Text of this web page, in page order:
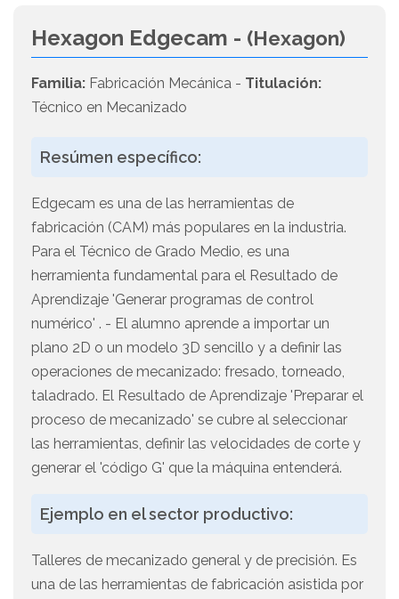
Hexagon Edgecam - (Hexagon)
Familia: Fabricación Mecánica - Titulación:
Técnico en Mecanizado
Resúmen específico:
Edgecam es una de las herramientas de
fabricación (CAM) más populares en la industria.
Para el Técnico de Grado Medio, es una
herramienta fundamental para el Resultado de
Aprendizaje 'Generar programas de control
numérico' . - El alumno aprende a importar un
plano 2D o un modelo 3D sencillo y a definir las
operaciones de mecanizado: fresado, torneado,
taladrado. El Resultado de Aprendizaje 'Preparar el
proceso de mecanizado' se cubre al seleccionar
las herramientas, definir las velocidades de corte y
generar el 'código G' que la máquina entenderá.
Ejemplo en el sector productivo:
Talleres de mecanizado general y de precisión. Es
una de las herramientas de fabricación asistida por